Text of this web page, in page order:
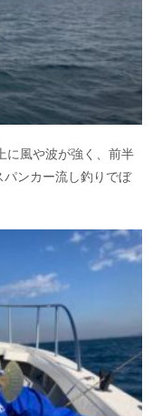
風や波が強く、前半
ンカー流し釣りでぼ